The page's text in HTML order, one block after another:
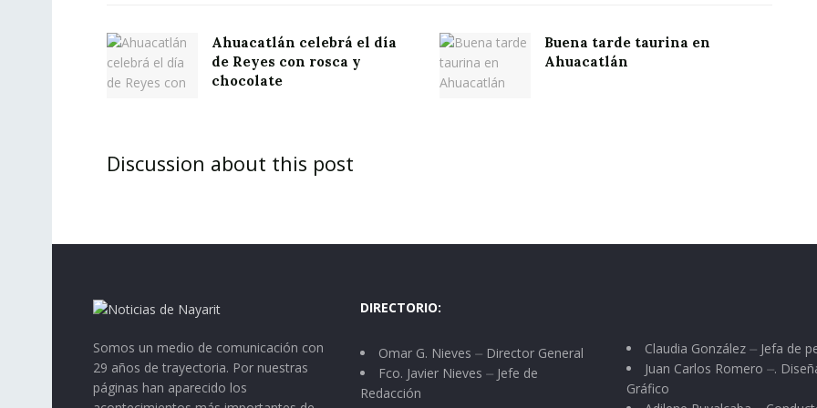
Ahuacatlán celebrá el día
de Reyes con rosca y
chocolate
Buena tarde taurina en
Ahuacatlán
Discussion about this post
Somos un medio de comunicación con
29 años de trayectoria. Por nuestras
páginas han aparecido los
DIRECTORIO:
Omar G. Nieves ⏤ Director General
Fco. Javier Nieves ⏤ Jefe de
Redacción
Claudia González ⏤ Jefa de
Juan Carlos Romero ⏤.
Gráfico